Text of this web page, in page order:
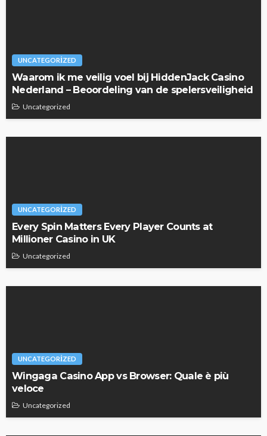
UNCATEGORIZED
Waarom ik me veilig voel bij HiddenJack Casino
Nederland – Beoordeling van de spelersveiligheid
Uncategorized
UNCATEGORIZED
Every Spin Matters Every Player Counts at
Millioner Casino in UK
Uncategorized
UNCATEGORIZED
Wingaga Casino App vs Browser: Quale è più
veloce
Uncategorized